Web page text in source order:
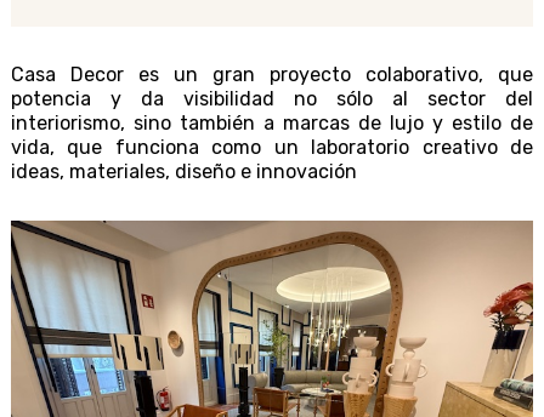
Casa Decor es un gran proyecto colaborativo, que
potencia y da visibilidad no sólo al sector del
interiorismo, sino también a marcas de lujo y estilo de
vida, que funciona como un laboratorio creativo de
ideas, materiales, diseño e innovación